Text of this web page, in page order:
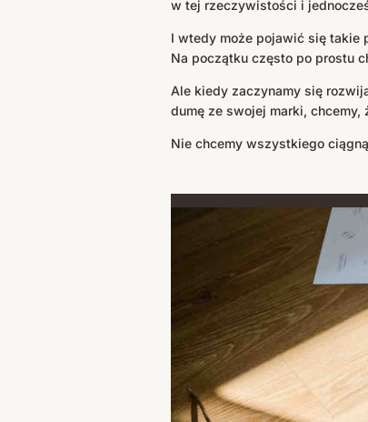
w tej rzeczywistości i
I wtedy może pojawić się takie
Na początku często po prostu
Ale kiedy zaczynamy się
dumę ze swojej marki, chcemy,
Nie chcemy wszystkiego